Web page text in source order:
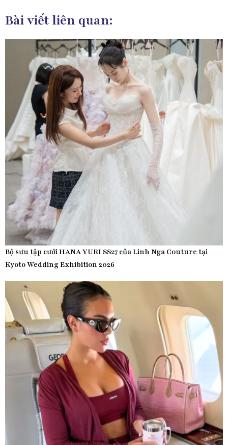
Bài viết liên quan:
Bộ sưu tập cưới HANA YURI SS27 của Linh Nga Couture tại
Kyoto Wedding Exhibition 2026